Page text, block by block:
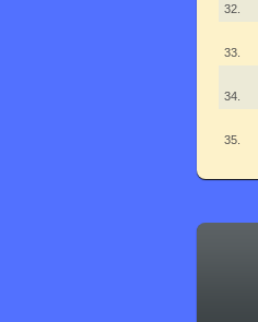
32.
33.
34.
35.